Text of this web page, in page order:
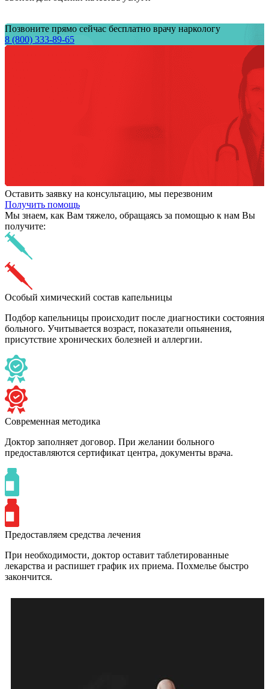
Позвоните прямо сейчас бесплатно врачу наркологу
8 (800) 333-89-65
Оставить заявку на консультацию, мы перезвоним
Получить помощь
Мы знаем, как Вам тяжело, обращаясь за помощью к нам Вы
получите:
Особый химический состав капельницы
Подбор капельницы происходит после диагностики состояния
больного. Учитывается возраст, показатели опьянения,
присутствие хронических болезней и аллергии.
Современная методика
Доктор заполняет договор. При желании больного
предоставляются сертификат центра, документы врача.
Предоставляем средства лечения
При необходимости, доктор оставит таблетированные
лекарства и распишет график их приема. Похмелье быстро
закончится.